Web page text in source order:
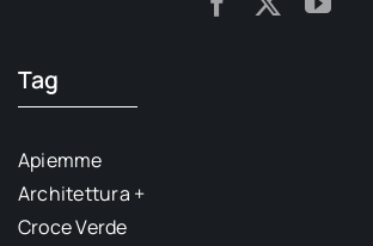
Tag
Apiemme
Architettura +
Croce Verde